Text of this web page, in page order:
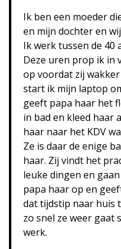
Ik ben een moeder
en mijn dochter en
Ik werk tussen de 40
Deze uren prop ik in
op voordat zij
start ik mijn laptop
geeft papa haar het
in bad en kleed haar
haar naar het KDV
Ze is daar de enige
haar. Zij vindt het
leuke dingen en
papa haar op en
dat tijdstip naar huis
zo snel ze weer gaat
werk.